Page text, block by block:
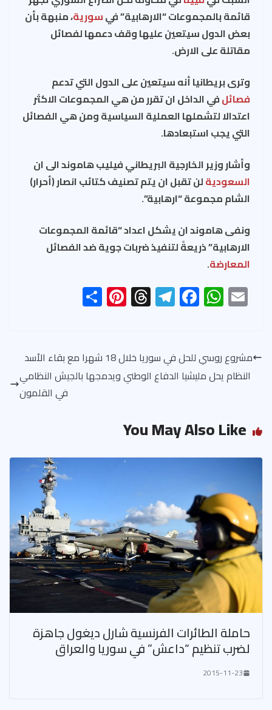
s
A
p
p
b
o
ok
a
m
ds
es
t
e
قائمة بالمجموعات “الارهابية” فيسورية، منبهة بأن
بعض الدول سيتعين عليها وقف دعمها لفصائل
مقاتلة على الارض.
وترى بريطانيا أنه سيتعين على الدول التي تدعم
فصائلفي الداخل ان تقرر من هي المجموعات الاكثر
اعتدالا لتشملها العملية السياسية ومن هي الفصائل
التي يجب استبعادها.
وأشار وزير الخارجية البريطاني فيليب هاموند الى ان
السعوديةلن تقبل ان يتم تصنيف كتائب انصار (أحرار)
الشام مجموعة “ارهابية”.
ونفى هاموند ان يشكل اعداد “قائمة المجموعات
الارهابية” ذريعةً لتنفيذ ضربات جوية ضد الفصائل
المعارضة.
E
m
W
h
s
A
p
F
ac
b
o
Te
le
a
m
T
hr
ds
Pi
nt
es
t
e
مشروع روسي للحل في سوريا خلال 18 شهرا مع بقاء الأسد
النظام يحل مليشيا الدفاع الوطني ويدمجها بالجيش النظامي
في القلمون
You May Also Like
حاملة الطائرات الفرنسية شارل ديغول جاهزة
لضرب تنظيم “داعش” في سوريا والعراق
2015-11-23